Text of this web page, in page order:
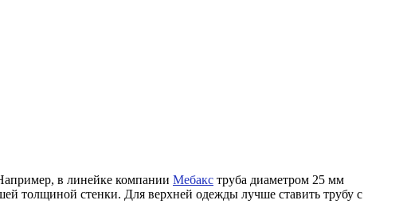
в линейке компании Мебакс труба диаметром 25 мм
толщиной стенки. Для верхней одежды лучше ставить трубу с